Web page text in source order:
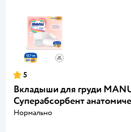
5
Вкладыши для груди
Суперабсорбент
Нормально